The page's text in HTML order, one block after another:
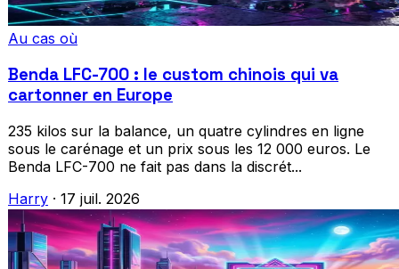
Au cas où
Benda LFC-700 : le custom chinois qui va
cartonner en Europe
235 kilos sur la balance, un quatre cylindres en ligne
sous le carénage et un prix sous les 12 000 euros. Le
Benda LFC-700 ne fait pas dans la discrét...
Harry · 17 juil. 2026